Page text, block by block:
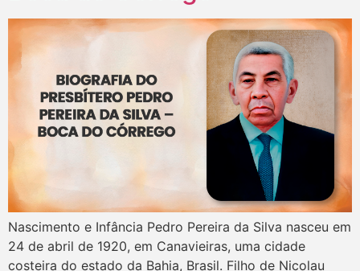
Nascimento e Infância Pedro Pereira da Silva nasceu em
24 de abril de 1920, em Canavieiras, uma cidade
costeira do estado da Bahia, Brasil. Filho de Nicolau